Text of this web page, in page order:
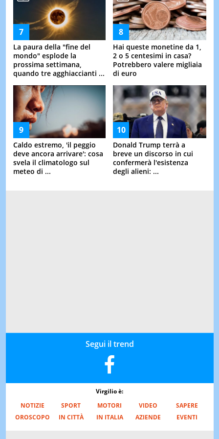
La paura della "fine del
mondo" esplode la
prossima settimana,
quando tre agghiaccianti ...
Hai queste monetine da 1,
2 o 5 centesimi in casa?
Potrebbero valere migliaia
di euro
Caldo estremo, 'il peggio
deve ancora arrivare': cosa
svela il climatologo sul
meteo di ...
Donald Trump terrà a
breve un discorso in cui
confermerà l'esistenza
degli alieni: ...
Segui il trend
Virgilio è:
NOTIZIE
SPORT MOTORI VIDEO
SAPERE
OROSCOPO
IN CITTÀ IN ITALIA AZIENDE EVENTI